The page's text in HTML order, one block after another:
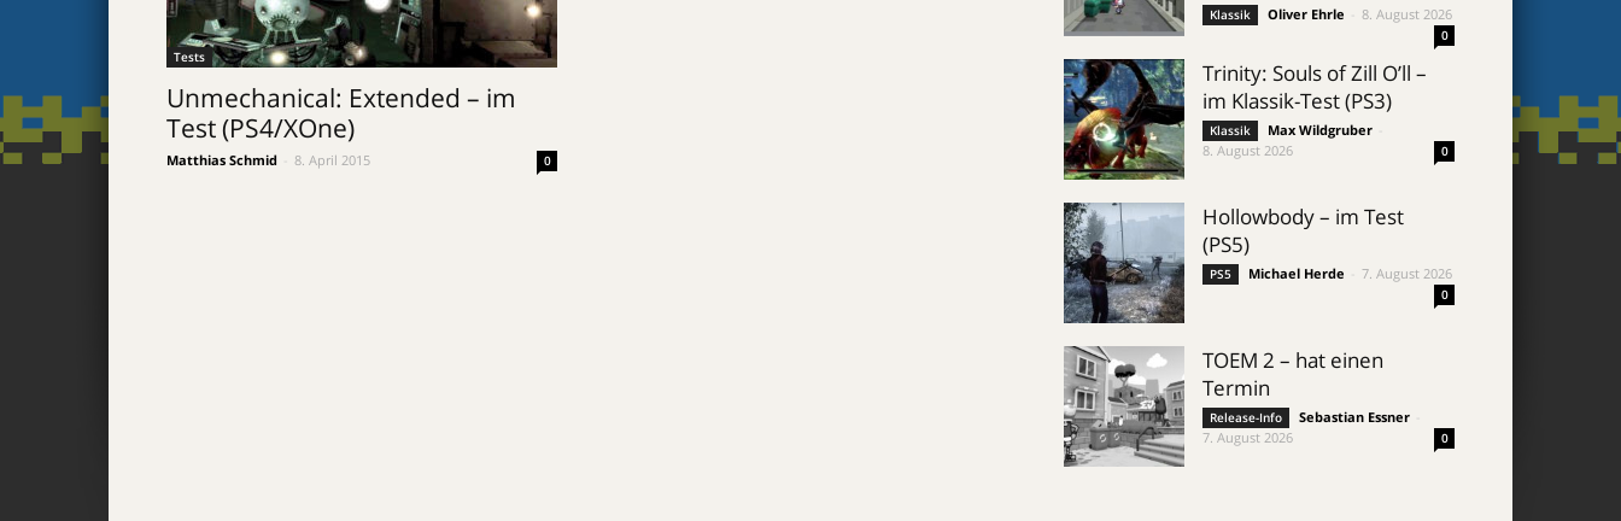
Tests
Unmechanical: Extended – im
Test (PS4/XOne)
Matthias Schmid 8. April 2015 0
Klassik Oliver Ehrle 8. August 2026
0
Trinity: Souls of Zill O’ll –
im Klassik-Test (PS3)
Klassik Max Wildgruber
8. August 2026
0
Hollowbody – im Test
(PS5)
PS5 Michael Herde 7. August 2026
0
TOEM 2 – hat einen
Termin
Release-Info Sebastian Essner
7. August 2026
0